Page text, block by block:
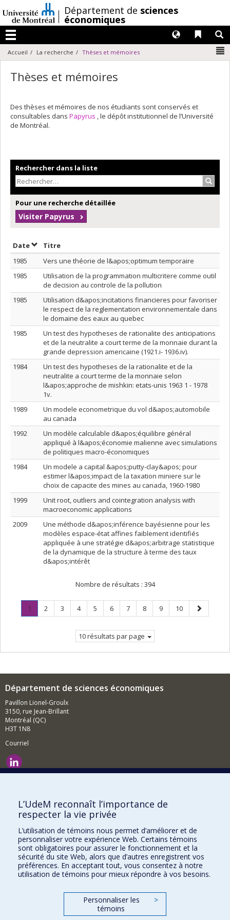
au
contenu
/Département de sciences
économiques
Menu
Liens
Langues
Accueil La recherche Thèses et mémoires
Thèses et mémoires
Des thèses et mémoires de nos étudiants sont conservés et
consultables dans Papyrus , le dépôt institutionnel de l’Université
de Montréal.
Rechercher dans la liste
Pour une recherche détaillée
Visiter Papyrus
DateTrier par date en ordre décroissant
Titre
1985
Vers une théorie de l&apos;optimum temporaire
1985
Utilisation de la programmation multicritere comme outil
de decision au controle de la pollution
1985
Utilisation d&apos;incitations financieres pour favoriser
le respect de la reglementation environnementale dans
le domaine des eaux au quebec
1985
Un test des hypotheses de rationalite des anticipations
et de la neutralite a court terme de la monnaie durant la
grande depression americaine (1921.i- 1936.iv).
1984
Un test des hypotheses de la rationalite et de la
neutralite a court terme de la monnaie selon
l&apos;approche de mishkin: etats-unis 1963 1 - 1978
1v.
1989
Un modele econometrique du vol d&apos;automobile
au canada
1992
Un modèle calculable d&apos;équilibre général
appliqué à l&apos;économie malienne avec simulations
de politiques macro-économiques
1984
Un modele a capital &apos;putty-clay&apos; pour
estimer l&apos;impact de la taxation miniere sur le
choix de capacite des mines au canada, 1960-1980
1999
Unit root, outliers and cointegration analysis with
macroeconomic applications
2009
Une méthode d&apos;inférence bayésienne pour les
modèles espace-état affines faiblement identifiés
appliquée à une stratégie d&apos;arbitrage statistique
de la dynamique de la structure à terme des taux
d&apos;intérêt
Nombre de résultats : 394
Page
1
Page
Page
2 Page
3 Page
4 Page
5 Page
6 Page
7 Page
8 Page
9 Page
10
Page
suivante
10 résultats par page
Département de sciences économiques
Pavillon Lionel-Groulx
3150, rue Jean-Brillant
Montréal (QC)
H3T 1N8
Courriel
Comment soutenir le Département?
BESOIN D'AIDE?
Plan du site
Signaler une erreur
Accessibilité
FACULTÉ DES ARTS ET DES SCIENCES
Nos départements et écoles
L’UdeM reconnaît l’importance de
respecter la vie privée
L’utilisation de témoins nous permet d’améliorer et de
personnaliser votre expérience Web. Certains témoins
sont obligatoires pour assurer le fonctionnement et la
sécurité du site Web, alors que d’autres enregistrent vos
préférences. En acceptant tout, vous consentez à notre
utilisation de témoins pour mieux répondre à vos besoins.
Personnaliser les
témoins
>